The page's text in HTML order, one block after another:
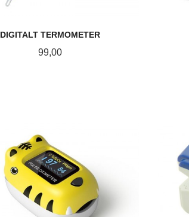
DIGITALT TERMOMETER
Pris
99,00